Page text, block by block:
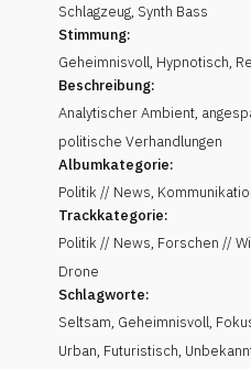
Schlagzeug, Synth Bass
Stimmung:
Geheimnisvoll, Hypnotisch,
Beschreibung:
Analytischer Ambient,
politische Verhandlungen
Albumkategorie:
Politik // News,
Trackkategorie:
Politik // News, Forschen //
Drone
Schlagworte:
Seltsam, Geheimnisvoll,
Urban, Futuristisch,